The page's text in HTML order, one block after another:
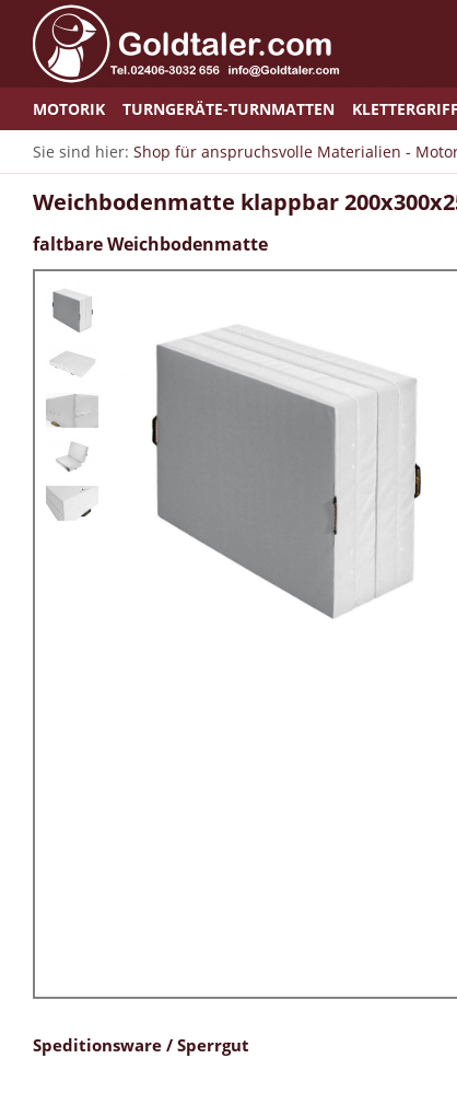
MOTORIK TURNGERÄTE-TURNMATTEN
Sie sind hier: Shop für anspruchsvolle Materialien -
Weichbodenmatte klappbar
faltbare Weichbodenmatte
Speditionsware / Sperrgut